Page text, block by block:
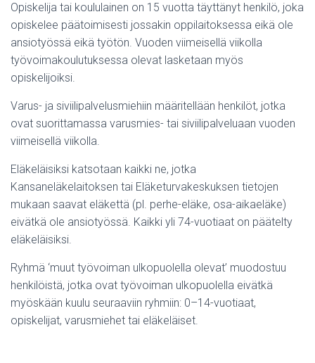
Opiskelija tai koululainen on 15 vuotta täyttänyt henkilö, joka
opiskelee päätoimisesti jossakin oppilaitoksessa eikä ole
ansiotyössä eikä työtön. Vuoden viimeisellä viikolla
työvoimakoulutuksessa olevat lasketaan myös
opiskelijoiksi.
Varus- ja siviilipalvelusmiehiin määritellään henkilöt, jotka
ovat suorittamassa varusmies- tai siviilipalveluaan vuoden
viimeisellä viikolla.
Eläkeläisiksi katsotaan kaikki ne, jotka
Kansaneläkelaitoksen tai Eläketurvakeskuksen tietojen
mukaan saavat eläkettä (pl. perhe-eläke, osa-aikaeläke)
eivätkä ole ansiotyössä. Kaikki yli 74-vuotiaat on päätelty
eläkeläisiksi.
Ryhmä ‘muut työvoiman ulkopuolella olevat’ muodostuu
henkilöistä, jotka ovat työvoiman ulkopuolella eivätkä
myöskään kuulu seuraaviin ryhmiin: 0–14-vuotiaat,
opiskelijat, varusmiehet tai eläkeläiset.